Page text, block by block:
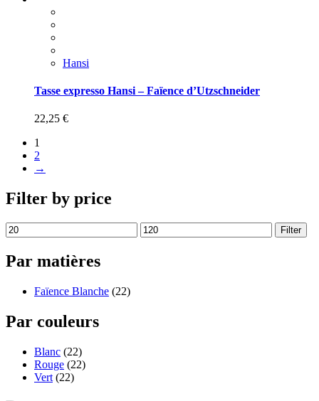
Hansi
Tasse expresso Hansi – Faïence d’Utzschneider
22,25 €
1
2
→
Filter by price
Filter
Par matières
Faïence Blanche (22)
Par couleurs
Blanc (22)
Rouge (22)
Vert (22)